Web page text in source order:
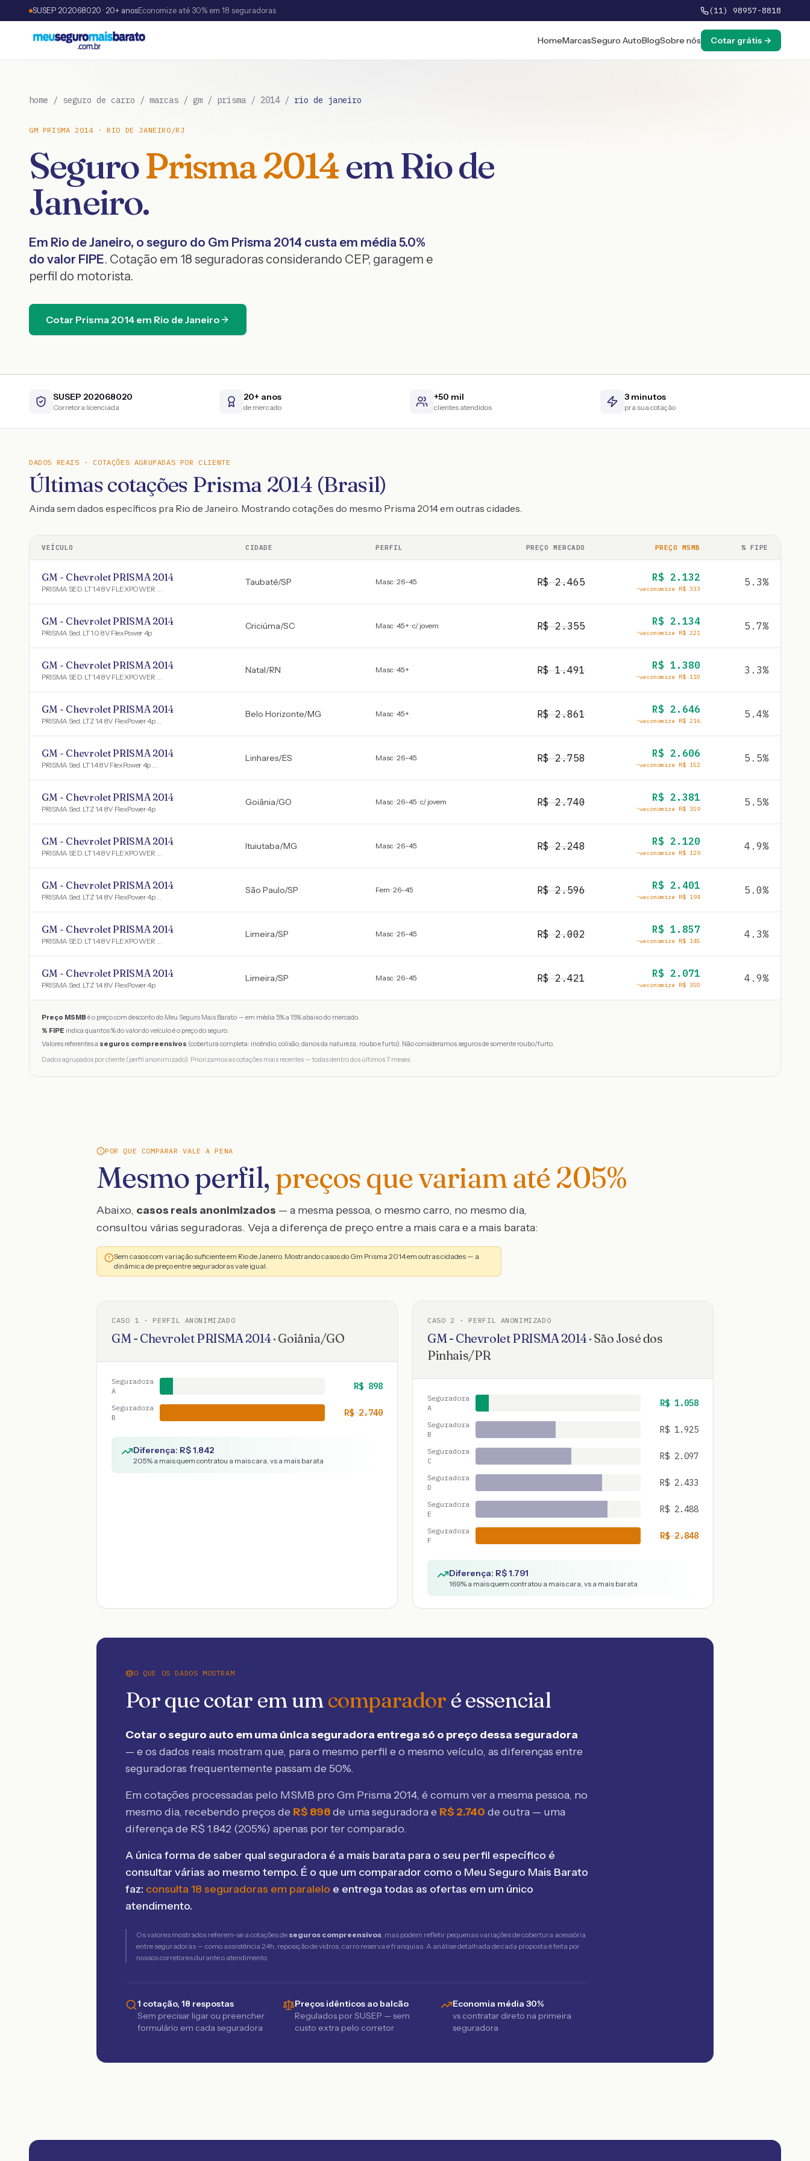
SUSEP 202068020 · 20+ anosEconomize até 30% em 18 seguradoras (11) 98957-8818
HomeMarcasSeguro AutoBlogSobre nós Cotar grátis →
home / seguro de carro / marcas / gm / prisma / 2014/ rio de janeiro
GM PRISMA 2014·RIO DE JANEIRO /RJ
SeguroPrisma2014emRio de
Janeiro.
Em Rio de Janeiro, o seguro do Gm Prisma 2014 custa em média5.0%
do valor FIPE. Cotação em 18 seguradoras considerando CEP, garagem e
perfil do motorista.
Cotar Prisma 2014 em Rio de Janeiro
SUSEP 202068020
Corretora licenciada
20+ anos
de mercado
+50 mil
clientes atendidos
3 minutos
pra sua cotação
DADOS REAIS · COTAÇÕES AGRUPADAS POR CLIENTE
Últimas cotações Prisma 2014 (Brasil)
Ainda sem dados específicos pra Rio de Janeiro. Mostrando cotações do mesmo Prisma 2014 em outras cidades.
VEÍCULO CIDADE PERFIL PREÇO MERCADO PREÇO MSMB % FIPE
GM - Chevrolet PRISMA 2014
PRISMA SED. LT 1.4 8V FLEXPOWER 4P
Taubaté/SP Masc · 26-45 R$2.465 R$ 2.132
economize R$ 333
5.3%
GM - Chevrolet PRISMA 2014
PRISMA Sed. LT 1.0 8V FlexPower 4p
Criciúma/SC Masc · 45+ · c/ jovem R$2.355 R$ 2.134
economize R$ 221
5.7%
GM - Chevrolet PRISMA 2014
PRISMA SED. LT 1.4 8V FLEXPOWER 4P
Natal/RN Masc · 45+ R$1.491 R$ 1.380
economize R$ 110
3.3%
GM - Chevrolet PRISMA 2014
PRISMA Sed. LTZ 1.4 8V FlexPower 4p Aut.
Belo Horizonte/MG Masc · 45+ R$2.861 R$ 2.646
economize R$ 216
5.4%
GM - Chevrolet PRISMA 2014
PRISMA Sed. LT 1.4 8V FlexPower 4p Aut.
Linhares/ES Masc · 26-45 R$2.758 R$ 2.606
economize R$ 152
5.5%
GM - Chevrolet PRISMA 2014
PRISMA Sed. LTZ 1.4 8V FlexPower 4p
Goiânia/GO Masc · 26-45 · c/ jovem R$2.740 R$ 2.381
economize R$ 359
5.5%
GM - Chevrolet PRISMA 2014
PRISMA SED. LT 1.4 8V FLEXPOWER 4P
Ituiutaba/MG Masc · 26-45 R$2.248 R$ 2.120
economize R$ 129
4.9%
GM - Chevrolet PRISMA 2014
PRISMA Sed. LTZ 1.4 8V FlexPower 4p Aut.
São Paulo/SP Fem · 26-45 R$2.596 R$ 2.401
economize R$ 194
5.0%
GM - Chevrolet PRISMA 2014
PRISMA SED. LT 1.4 8V FLEXPOWER 4P
Limeira/SP Masc · 26-45 R$2.002 R$ 1.857
economize R$ 145
4.3%
GM - Chevrolet PRISMA 2014
PRISMA Sed. LTZ 1.4 8V FlexPower 4p
Limeira/SP Masc · 26-45 R$2.421 R$ 2.071
economize R$ 350
4.9%
Preço MSMB é o preço com desconto do Meu Seguro Mais Barato — em média 5% a 15% abaixo do mercado.
% FIPE indica quantos % do valor do veículo é o preço do seguro.
Valores referentes a seguros compreensivos (cobertura completa: incêndio, colisão, danos da natureza, roubo e furto). Não consideramos seguros de somente roubo/furto.
Dados agrupados por cliente (perfil anonimizado). Priorizamos as cotações mais recentes — todas dentro dos últimos 7 meses.
POR QUE COMPARAR VALE A PENA
Mesmo perfil, preços que variam até 205%
Abaixo, casos reais anonimizados — a mesma pessoa, o mesmo carro, no mesmo dia,
consultou várias seguradoras. Veja a diferença de preço entre a mais cara e a mais barata:
Sem casos com variação suficiente em Rio de Janeiro. Mostrando casos do Gm Prisma 2014 em outras cidades — a
dinâmica de preço entre seguradoras vale igual.
CASO 1 · PERFIL ANONIMIZADO
GM - ChevroletPRISMA2014· Goiânia/GO
Seguradora
A
R$ 898
Seguradora
B
R$2.740
Diferença: R$1.842
205% a mais quem contratou a mais cara, vs a mais barata
CASO 2 · PERFIL ANONIMIZADO
GM - ChevroletPRISMA2014· São José dos
Pinhais/PR
Seguradora
A
R$ 1.058
Seguradora
B
R$ 1.925
Seguradora
C
R$ 2.097
Seguradora
D
R$ 2.433
Seguradora
E
R$ 2.488
Seguradora
F
R$2.848
Diferença: R$1.791
169% a mais quem contratou a mais cara, vs a mais barata
O QUE OS DADOS MOSTRAM
Por que cotar em umcomparador é essencial
Cotar o seguro auto em uma única seguradora entrega só o preço dessa seguradora
— e os dados reais mostram que, para o mesmo perfil e o mesmo veículo, as diferenças entre
seguradoras frequentemente passam de 50%.
Em cotações processadas pelo MSMB pro Gm Prisma 2014, é comum ver a mesma pessoa, no
mesmo dia, recebendo preços de R$ 898de uma seguradora e R$ 2.740 de outra — uma
diferença de R$ 1.842 (205%) apenas por ter comparado.
A única forma de saber qual seguradora é a mais barata para o seu perfil específico é
consultar várias ao mesmo tempo. É o que um comparador como o Meu Seguro Mais Barato
faz: consulta 18 seguradoras em paralelo e entrega todas as ofertas em um único
atendimento.
Os valores mostrados referem-se a cotações de seguros compreensivos, mas podem refletir pequenas variações de cobertura acessória
entre seguradoras — como assistência 24h, reposição de vidros, carro reserva e franquias. A análise detalhada de cada proposta é feita por
nossos corretores durante o atendimento.
1 cotação, 18 respostas
Sem precisar ligar ou preencher
formulário em cada seguradora
Preços idênticos ao balcão
Regulados por SUSEP — sem
custo extra pelo corretor
Economia média 30%
vs contratar direto na primeira
seguradora